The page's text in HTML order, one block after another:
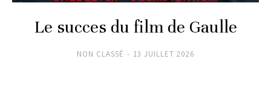
Le succes du film de Gaulle
NON CLASSÉ 13 JUILLET 2026